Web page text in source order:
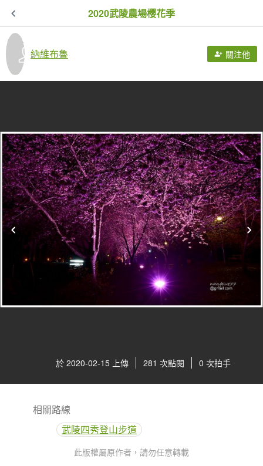
2020武陵農場櫻花季
納維布魯 關注他
於 2020-02-15 上傳 281 次點閱 0 次拍手
相關路線
武陵四秀登山步道
此版權屬原作者，請勿任意轉載